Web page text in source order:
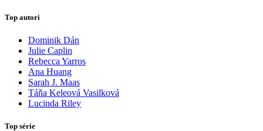
Top autori
Dominik Dán
Julie Caplin
Rebecca Yarros
Ana Huang
Sarah J. Maas
Táňa Keleová Vasilková
Lucinda Riley
Top série